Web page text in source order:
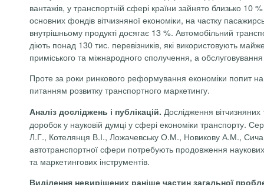
вантажів, у транспортній сфері країни зайнято близько 10
основних фондів вітчизняної економіки, на частку
внутрішньому продукті досягає 13 %. Автомобільний
діють понад 130 тис. перевізників, які використовують
приміського та міжнародного сполучення, а
Проте за роки ринкового реформування економіки попит на
питанням розвитку транспортного маркетингу.
Аналіз досліджень і публікацій. Дослідження
доробок у науковій думці у сфері економіки транспорту.
Л.Г., Котелянця В.І., ЛожачевськуО.М., Новикову А.М.,
автотранспортної сфери потребують продовження наукових
та маркетингових інструментів.
Виділення невирішених раніше частин загальної